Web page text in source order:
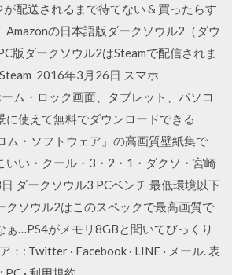
配送されるまで待てない & 買ったらす
Amazonの日本語版ダークソウル2（ダウ
版ダークソウル2はSteamで配信されま
2016年3月26日 スマホ
ム・ロック画面、タブレット、パソコ
に使えて無料でダウンロードできる
ム・ソフトウェア』の高画質壁紙集で
いい・クール・3・2・1・ダクソ・宮崎
ダークソウル3 PCベンチ 最低環境以下
クソウル2はこのスペックで最高画質で
ぁ…PS4がメモリ8GBと聞いてびっくり
: Twitter · Facebook · LINE · メール. 表